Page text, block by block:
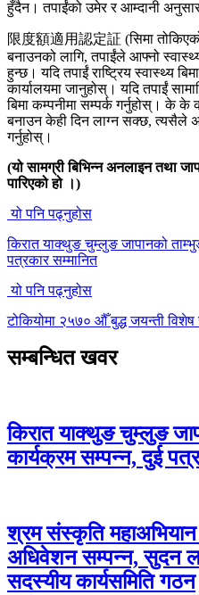
हुँदैन। तपाईंको उमेर र आम्दानी
限度額適用認定証 (सिमा
बनाउनको लागि, तपाईंले आफ्नो
हुन्छ। यदि तपाईं राष्ट्रिय स्वास्थ्य
कार्यालयमा जानुहोस्। यदि तपाईं
बिमा कम्पनीमा सम्पर्क गर्नुहोस्। के
बनाउन केही दिन लाग्न सक्छ, त्यसैले
गर्नुहोस्।
(यो सामग्री बिभिन्न अनलाइन तथा
पारिएको हो ।)
यो पनि पढ्नुहोस
किरात याक्थुङ चुम्लुङ जापानको
पत्रकार सम्मानित
यो पनि पढ्नुहोस
टोकियोमा २५७० औँ बुद्ध जयन्ती
सम्बन्धित खवर
किरात याक्थुङ चुम्लुङ
कार्यक्रम सम्पन्न, दुई
श्रम संस्कृति महाअभियान
अधिवेशन सम्पन्न, सुदन
सदस्यीय कार्यसमिति गठन